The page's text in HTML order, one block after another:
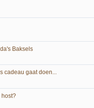
Baksels
cadeau gaat doen...
host?